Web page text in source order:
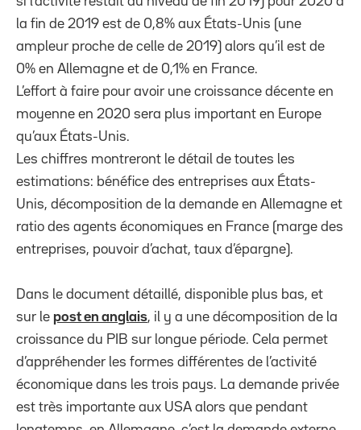
la fin de 2019 est de 0,8% aux États-Unis (une
ampleur proche de celle de 2019) alors qu’il est de
0% en Allemagne et de 0,1% en France.
L’effort à faire pour avoir une croissance décente en
moyenne en 2020 sera plus important en Europe
qu’aux États-Unis.
Les chiffres montreront le détail de toutes les
estimations: bénéfice des entreprises aux États-
Unis, décomposition de la demande en Allemagne et
ratio des agents économiques en France (marge des
entreprises, pouvoir d’achat, taux d’épargne).
Dans le document détaillé, disponible plus bas, et
sur le post en anglais, il y a une décomposition de la
croissance du PIB sur longue période. Cela permet
d’appréhender les formes différentes de l’activité
économique dans les trois pays. La demande privée
est très importante aux USA alors que pendant